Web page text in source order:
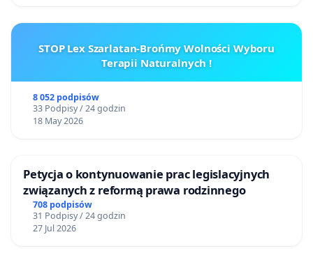
STOP Lex Szarlatan-Brońmy Wolności Wyboru
Terapii Naturalnych !
8 052 podpisów
33 Podpisy / 24 godzin
18 May 2026
Petycja o kontynuowanie prac legislacyjnych
związanych z reformą prawa rodzinnego
708 podpisów
31 Podpisy / 24 godzin
27 Jul 2026